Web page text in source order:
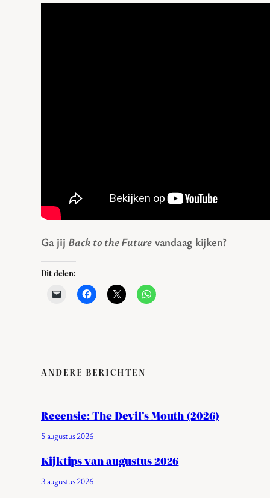
Ga jij Back to the Future vandaag kijken?
Dit delen:
ANDERE BERICHTEN
Recensie: The Devil’s Mouth (2026)
5 augustus 2026
Kijktips van augustus 2026
3 augustus 2026